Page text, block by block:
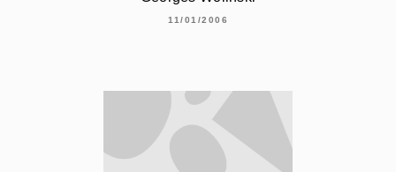
11/01/2006